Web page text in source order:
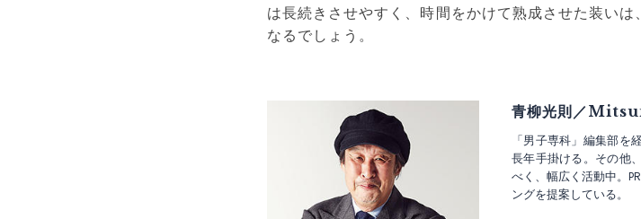
は長続きさせやすく、時間をかけて熟成させた装い
なるでしょう。
青柳光則／
「男子専科」編集部を
長年手掛ける。その他
べく、幅広く活動中。
ングを提案している。